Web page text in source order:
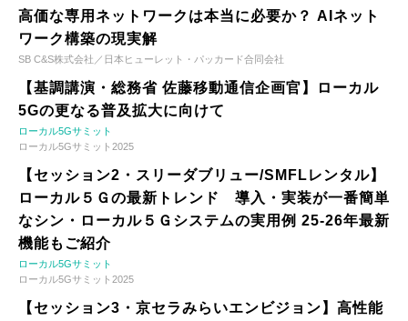
高価な専用ネットワークは本当に必要か？ AIネット
ワーク構築の現実解
SB C&S株式会社／日本ヒューレット・パッカード合同会社
【基調講演・総務省 佐藤移動通信企画官】ローカル
5Gの更なる普及拡大に向けて
ローカル5Gサミット
ローカル5Gサミット2025
【セッション2・スリーダブリュー/SMFLレンタル】
ローカル５Ｇの最新トレンド 導入・実装が一番簡単
なシン・ローカル５Ｇシステムの実用例 25-26年最新
機能もご紹介
ローカル5Gサミット
ローカル5Gサミット2025
【セッション3・京セラみらいエンビジョン】高性能